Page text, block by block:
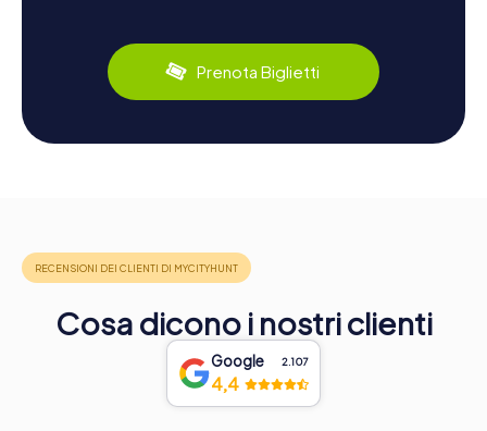
Prenota Biglietti
Cosa dicono i nostri clienti
Google 2.107
4,4